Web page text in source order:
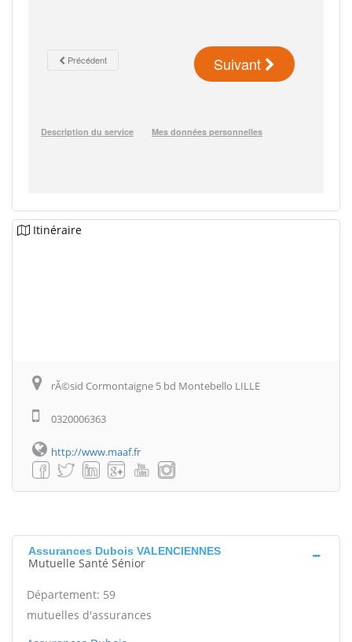
Itinéraire
rÃ©sid Cormontaigne 5 bd Montebello LILLE
0320006363
http://www.maaf.fr
Assurances Dubois VALENCIENNES
Mutuelle Santé Sénior
Département: 59
mutuelles d'assurances